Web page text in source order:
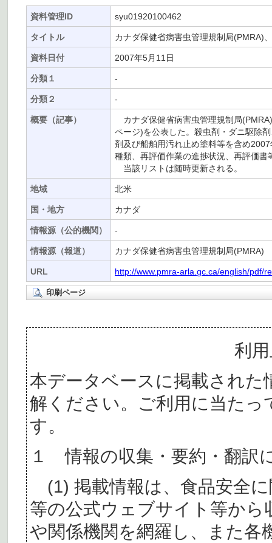
資料管理ID syu01920100462
タイトル カナダ保健省病害虫管理規制局(PMRA)
資料日付 2007年5月11日
分類１ -
分類２ -
概要（記事）
カナダ保健省病害虫管理規制局
ページ)を公表した。殺虫剤・ダニ駆除
剤及び船舶用汚れ止め塗料等を含め
種類、再評価作業の進捗状況、再評価
当該リストは随時更新される。
地域 北米
国・地方 カナダ
情報源（公的機関） -
情報源（報道） カナダ保健省病害虫管理規制局(PMRA)
URL http://www.pmra-arla.gc.ca/english/pdf/
印刷ページ
利
本データベースに掲載された
解ください。ご利用に当た
す。
１ 情報の収集・要約・翻訳
(1) 掲載情報は、食品安全
等の公式ウェブサイト等か
や関係機関を網羅し、また各